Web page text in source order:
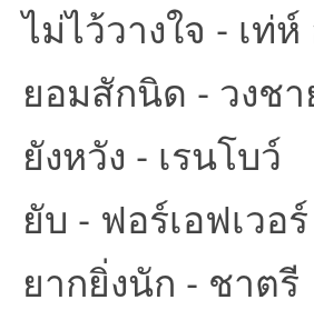
ไม่ไว้วางใจ - เท่
ยอมสักนิด - วงชา
ยังหวัง - เรนโบว์
ยับ - ฟอร์เอฟเวอร์
ยากยิ่งนัก - ชาตรี